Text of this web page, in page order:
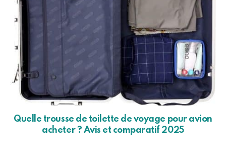
Quelle trousse de toilette de voyage pour avion
acheter ? Avis et comparatif 2025